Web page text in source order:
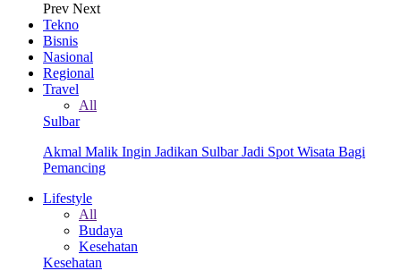
Prev Next
Tekno
Bisnis
Nasional
Regional
Travel
All
Sulbar
Akmal Malik Ingin Jadikan Sulbar Jadi Spot Wisata Bagi
Pemancing
Lifestyle
All
Budaya
Kesehatan
Kesehatan